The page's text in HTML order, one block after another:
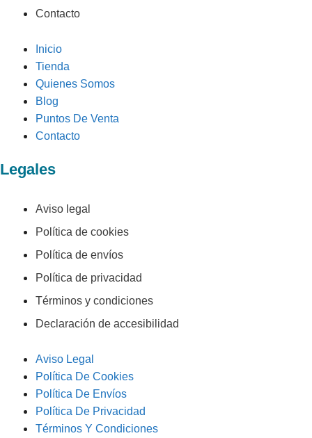
Contacto
Inicio
Tienda
Quienes Somos
Blog
Puntos De Venta
Contacto
Legales
Aviso legal
Política de cookies
Política de envíos
Política de privacidad
Términos y condiciones
Declaración de accesibilidad
Aviso Legal
Política De Cookies
Política De Envíos
Política De Privacidad
Términos Y Condiciones